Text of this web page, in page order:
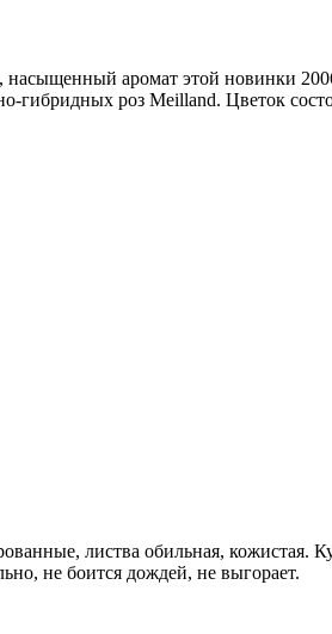
насыщенный аромат этой новинки
гибридных роз Meilland. Цветок
лиcтва обильная, кожистая.
не боится дождей, не выгорает.